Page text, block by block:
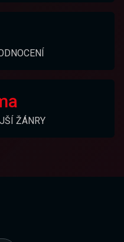
ŽÁNRY